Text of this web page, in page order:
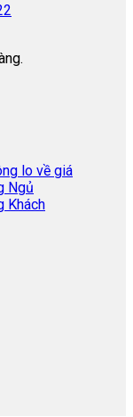
lo về giá
Ngủ
Khách